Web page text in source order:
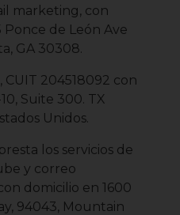
marketing, con
Ponce de León Ave
GA 30308.
CUIT 204518092 con
Suite 300. TX
Unidos.
los servicios de
y correo
domicilio en 1600
94043, Mountain